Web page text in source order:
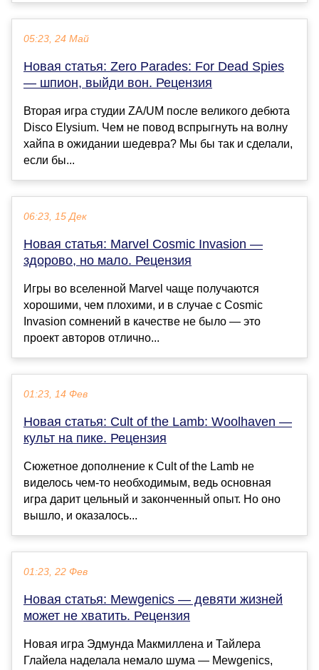
05:23, 24 Май
Новая статья: Zero Parades: For Dead Spies
— шпион, выйди вон. Рецензия
Вторая игра студии ZA/UM после великого дебюта
Disco Elysium. Чем не повод вспрыгнуть на волну
хайпа в ожидании шедевра? Мы бы так и сделали,
если бы...
06:23, 15 Дек
Новая статья: Marvel Cosmic Invasion —
здорово, но мало. Рецензия
Игры во вселенной Marvel чаще получаются
хорошими, чем плохими, и в случае с Cosmic
Invasion сомнений в качестве не было — это
проект авторов отлично...
01:23, 14 Фев
Новая статья: Cult of the Lamb: Woolhaven —
культ на пике. Рецензия
Сюжетное дополнение к Cult of the Lamb не
виделось чем-то необходимым, ведь основная
игра дарит цельный и законченный опыт. Но оно
вышло, и оказалось...
01:23, 22 Фев
Новая статья: Mewgenics — девяти жизней
может не хватить. Рецензия
Новая игра Эдмунда Макмиллена и Тайлера
Глайела наделала немало шума — Mewgenics,